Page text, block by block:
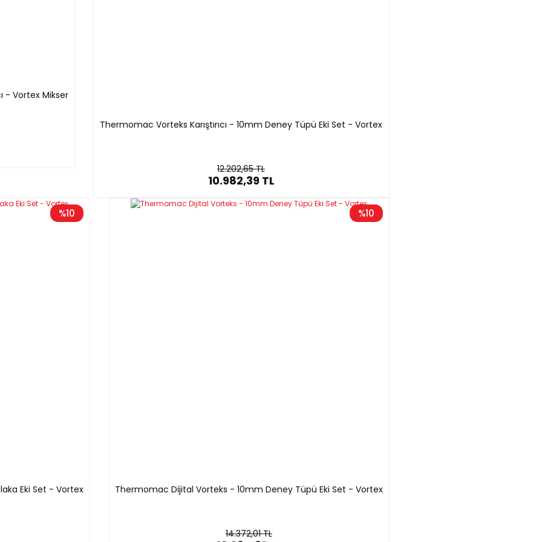
- Vortex Mikser
Thermomac Vorteks Karıştırıcı - 10mm Deney Tüpü Eki Set - Vortex
12.202,65 TL
10.982,39 TL
%10
Eki Set - Vortex
%10
Thermomac Dijital Vorteks - 10mm Deney Tüpü Eki Set - Vortex
14.372,01 TL